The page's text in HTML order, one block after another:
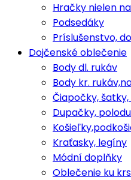
Hračky nielen
Podsedáky
Príslušenstvo,
Dojčenské oblečenie
Body dl. rukáv
Body kr.
Čiapočky,
Dupačky,
Kraťasky, legíny
Módní doplňky
Oblečenie ku